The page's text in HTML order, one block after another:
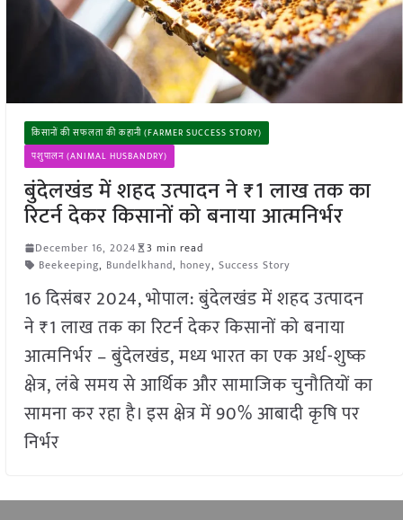
किसानों की सफलता की कहानी (FARMER SUCCESS STORY)
पशुपालन (ANIMAL HUSBANDRY)
बुंदेलखंड में शहद उत्पादन ने ₹1 लाख तक का
रिटर्न देकर किसानों को बनाया आत्मनिर्भर
December 16, 2024
3 min read
Beekeeping, Bundelkhand, honey, Success Story
16 दिसंबर 2024, भोपाल: बुंदेलखंड में शहद उत्पादन
ने ₹1 लाख तक का रिटर्न देकर किसानों को बनाया
आत्मनिर्भर – बुंदेलखंड, मध्य भारत का एक अर्ध-शुष्क
क्षेत्र, लंबे समय से आर्थिक और सामाजिक चुनौतियों का
सामना कर रहा है। इस क्षेत्र में 90% आबादी कृषि पर
निर्भर